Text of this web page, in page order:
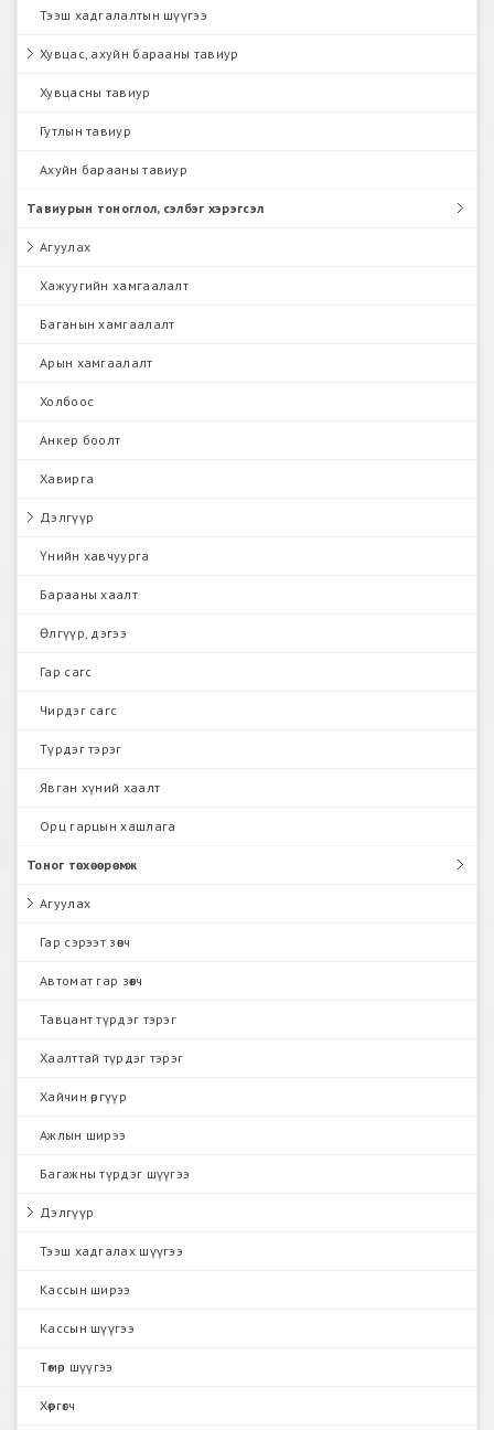
Тээш хадгалалтын шүүгээ
Хувцас, ахуйн барааны тавиур
Хувцасны тавиур
Гутлын тавиур
Ахуйн барааны тавиур
Тавиурын тоноглол, сэлбэг хэрэгсэл
Агуулах
Хажуугийн хамгаалалт
Баганын хамгаалалт
Арын хамгаалалт
Холбоос
Анкер боолт
Хавирга
Дэлгүүр
Үнийн хавчуурга
Барааны хаалт
Өлгүүр, дэгээ
Гар сагс
Чирдэг сагс
Түрдэг тэрэг
Явган хүний хаалт
Орц гарцын хашлага
Тоног төхөөрөмж
Агуулах
Гар сэрээт зөөгч
Автомат гар зөөгч
Тавцант түрдэг тэрэг
Хаалттай түрдэг тэрэг
Хайчин өргүүр
Ажлын ширээ
Багажны түрдэг шүүгээ
Дэлгүүр
Тээш хадгалах шүүгээ
Кассын ширээ
Кассын шүүгээ
Төмөр шүүгээ
Хөргөгч